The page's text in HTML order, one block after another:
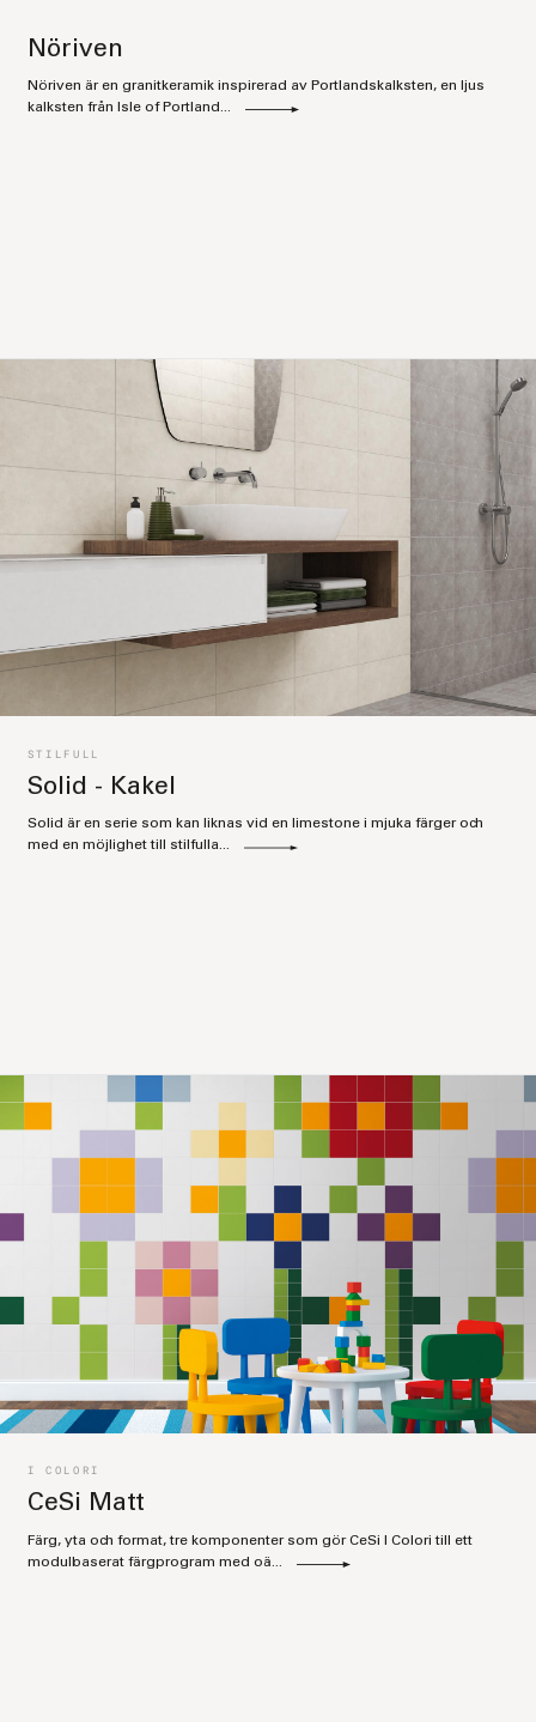
Nöriven
Nöriven är en granitkeramik inspirerad av Portlandskalksten, en ljus
kalksten från Isle of Portland...
STILFULL
Solid - Kakel
Solid är en serie som kan liknas vid en limestone i mjuka färger och
med en möjlighet till stilfulla...
I COLORI
CeSi Matt
Färg, yta och format, tre komponenter som gör CeSi I Colori till ett
modulbaserat färgprogram med oä...